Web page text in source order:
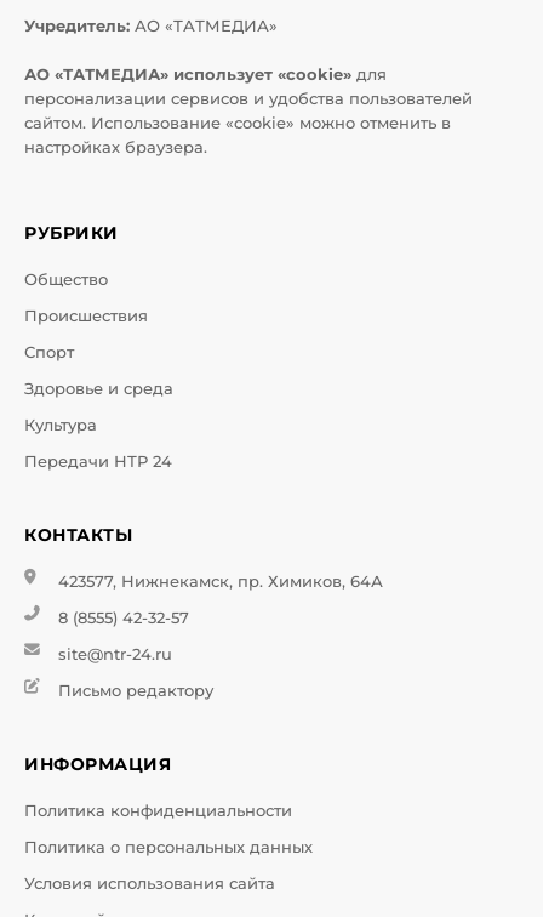
Учредитель: АО «ТАТМЕДИА»
АО «ТАТМЕДИА» использует «cookie» для
персонализации сервисов и удобства пользователей
сайтом. Использование «cookie» можно отменить в
настройках браузера.
РУБРИКИ
Общество
Происшествия
Спорт
Здоровье и среда
Культура
Передачи НТР 24
КОНТАКТЫ
423577, Нижнекамск, пр. Химиков, 64А
8 (8555) 42-32-57
site@ntr-24.ru
Письмо редактору
ИНФОРМАЦИЯ
Политика конфиденциальности
Политика о персональных данных
Условия использования сайта